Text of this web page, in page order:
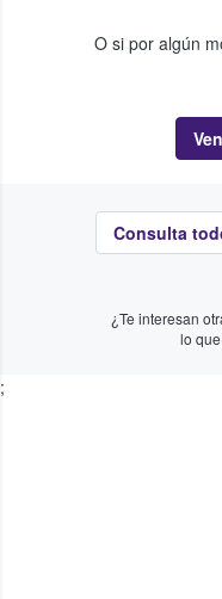
O si por algún
Consulta
¿Te interesan
lo
;